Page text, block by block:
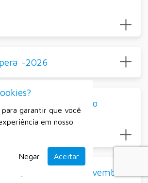
-2026
de espera educação
Diretas – Novembro
para garantir que você
em nosso
Negar Aceitar